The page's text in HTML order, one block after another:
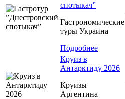
спотыкач”
Гастрономические
туры Украина
Подробнее
Круиз в
Антарктиду 2026
Круизы
Аргентина